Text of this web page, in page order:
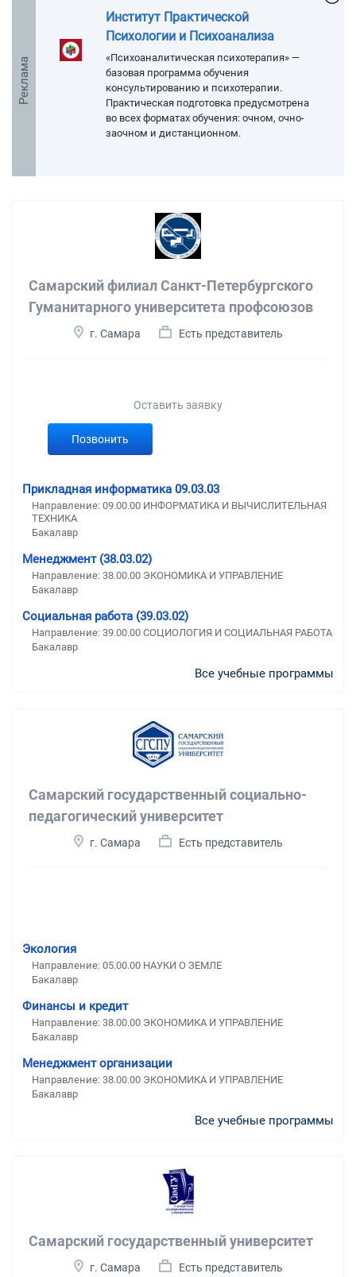
Реклама
Институт Практической
Психологии и Психоанализа
«Психоаналитическая психотерапия» —
базовая программа обучения
консультированию и психотерапии.
Практическая подготовка предусмотрена
во всех форматах обучения: очном, очно-
заочном и дистанционном.
Самарский филиал Санкт-Петербургского
Гуманитарного университета профсоюзов
г. Самара Есть представитель
Оставить заявку
Позвонить
Прикладная информатика 09.03.03
Направление: 09.00.00 ИНФОРМАТИКА И ВЫЧИСЛИТЕЛЬНАЯ
ТЕХНИКА
Бакалавр
Менеджмент (38.03.02)
Направление: 38.00.00 ЭКОНОМИКА И УПРАВЛЕНИЕ
Бакалавр
Социальная работа (39.03.02)
Направление: 39.00.00 СОЦИОЛОГИЯ И СОЦИАЛЬНАЯ РАБОТА
Бакалавр
Все учебные программы
Самарский государственный социально-
педагогический университет
г. Самара Есть представитель
Экология
Направление: 05.00.00 НАУКИ О ЗЕМЛЕ
Бакалавр
Финансы и кредит
Направление: 38.00.00 ЭКОНОМИКА И УПРАВЛЕНИЕ
Бакалавр
Менеджмент организации
Направление: 38.00.00 ЭКОНОМИКА И УПРАВЛЕНИЕ
Бакалавр
Все учебные программы
Самарский государственный университет
г. Самара Есть представитель